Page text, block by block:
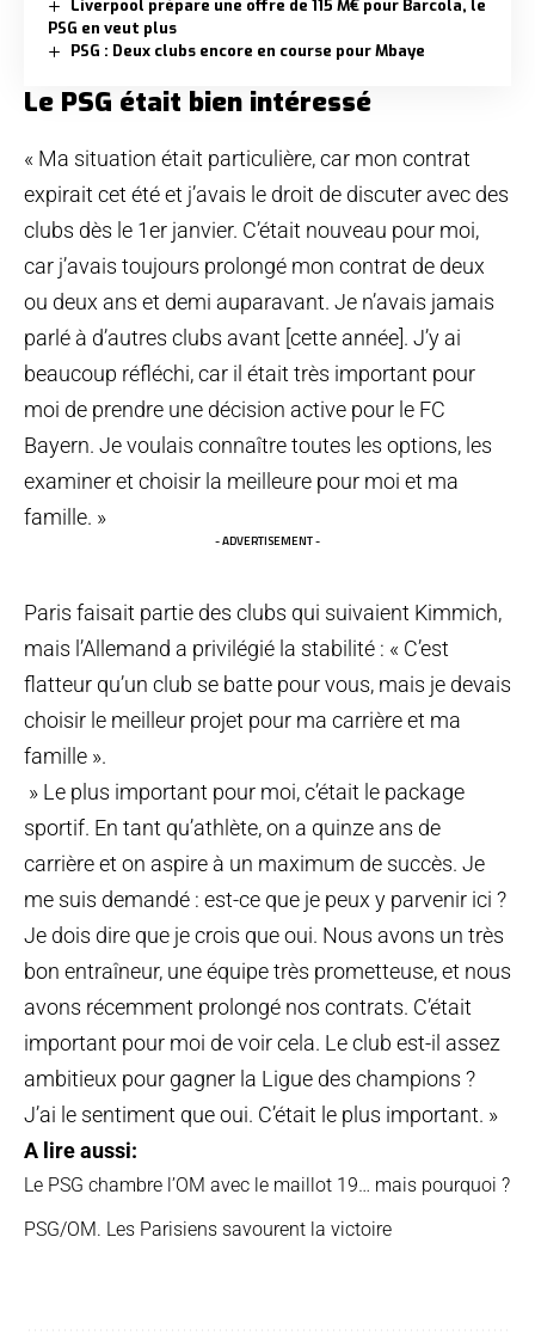
Liverpool prépare une offre de 115 M€ pour Barcola, le
PSG en veut plus
PSG : Deux clubs encore en course pour Mbaye
Le PSG était bien intéressé
« Ma situation était particulière, car mon contrat
expirait cet été et j’avais le droit de discuter avec des
clubs dès le 1er janvier. C’était nouveau pour moi,
car j’avais toujours prolongé mon contrat de deux
ou deux ans et demi auparavant. Je n’avais jamais
parlé à d’autres clubs avant [cette année]. J’y ai
beaucoup réfléchi, car il était très important pour
moi de prendre une décision active pour le FC
Bayern. Je voulais connaître toutes les options, les
examiner et choisir la meilleure pour moi et ma
famille. »
- ADVERTISEMENT -
Paris faisait partie des clubs qui suivaient Kimmich,
mais l’Allemand a privilégié la stabilité : « C’est
flatteur qu’un club se batte pour vous, mais je devais
choisir le meilleur projet pour ma carrière et ma
famille ».
» Le plus important pour moi, c’était le package
sportif. En tant qu’athlète, on a quinze ans de
carrière et on aspire à un maximum de succès. Je
me suis demandé : est-ce que je peux y parvenir ici ?
Je dois dire que je crois que oui. Nous avons un très
bon entraîneur, une équipe très prometteuse, et nous
avons récemment prolongé nos contrats. C’était
important pour moi de voir cela. Le club est-il assez
ambitieux pour gagner la Ligue des champions ?
J’ai le sentiment que oui. C’était le plus important. »
A lire aussi:
Le PSG chambre l’OM avec le maillot 19… mais pourquoi ?
PSG/OM. Les Parisiens savourent la victoire